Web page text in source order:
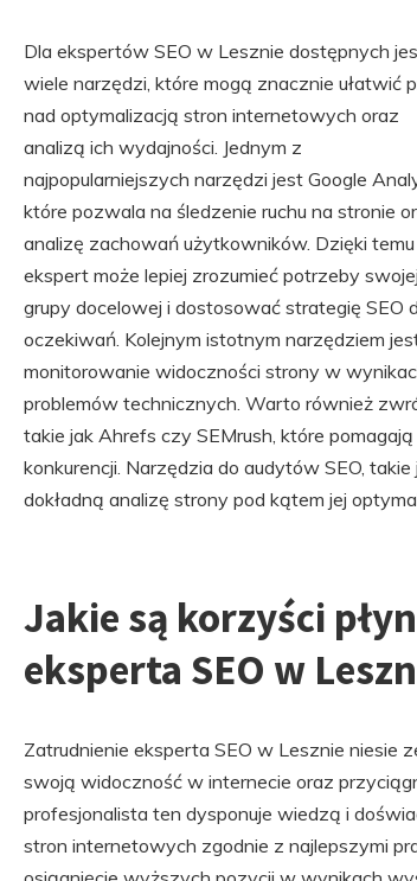
Dla ekspertów SEO w Lesznie dostępnych
wiele narzędzi, które mogą znacznie ułatwić
nad optymalizacją stron internetowych oraz
analizą ich wydajności. Jednym z
najpopularniejszych narzędzi jest Google
które pozwala na śledzenie ruchu na stronie
analizę zachowań użytkowników. Dzięki temu
ekspert może lepiej zrozumieć potrzeby swojej
grupy docelowej i dostosować strategię SEO
oczekiwań. Kolejnym istotnym narzędziem
monitorowanie widoczności strony w
problemów technicznych. Warto również
takie jak Ahrefs czy SEMrush, które
konkurencji. Narzędzia do audytów SEO,
dokładną analizę strony pod kątem jej
Jakie są korzyści
eksperta SEO w
Zatrudnienie eksperta SEO w Lesznie niesie
swoją widoczność w internecie oraz
profesjonalista ten dysponuje wiedzą i
stron internetowych zgodnie z najlepszymi